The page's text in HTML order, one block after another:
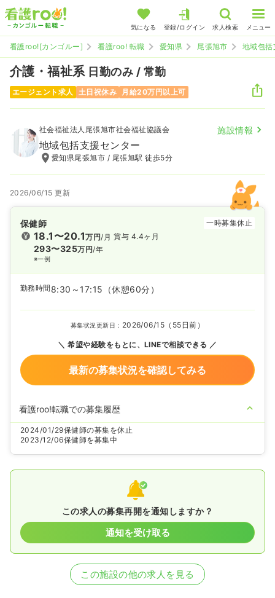
気になる 登録/ログイン 求人検索 メニュー
看護roo![カンゴルー] 看護roo! 転職 愛知県 尾張旭市 地域包
介護・福祉系 日勤のみ / 常勤
エージェント求人 土日祝休み 月給20万円以上可
社会福祉法人尾張旭市社会福祉協議会 施設情報
地域包括支援センター
愛知県尾張旭市 / 尾張旭駅 徒歩5分
2026/06/15 更新
保健師 一時募集休止
18.1〜20.1万円/月
293〜325万円/年
※一例
賞与 4.4ヶ月
勤務時間 8:30～17:15 （休憩60分）
募集状況更新日： 2026/06/15（55日前）
希望や経験をもとに、LINEで相談できる
最新の募集状況を確認してみる
看護roo!転職での募集履歴
2024/01/29保健師の募集を休止
2023/12/06保健師を募集中
この求人の募集再開を通知しますか？
通知を受け取る
この施設の他の求人を見る